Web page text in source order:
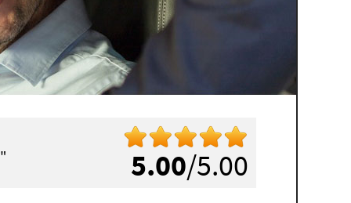
5.00/5.00
"